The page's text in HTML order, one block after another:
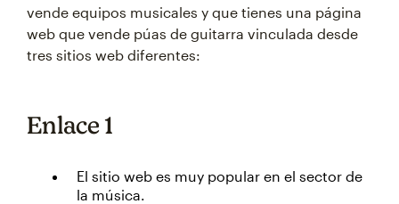
vende equipos musicales y que tienes una página
web que vende púas de guitarra vinculada desde
tres sitios web diferentes:
Enlace 1
El sitio web es muy popular en el sector de
la música.